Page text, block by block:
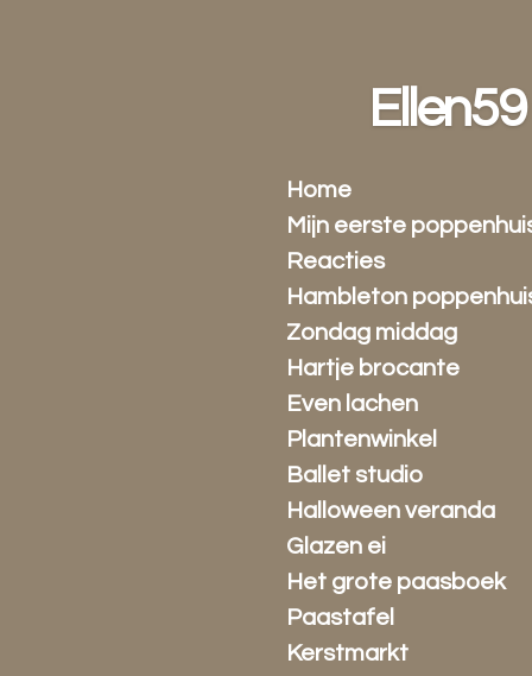
Ellen59
Home
Mijn eerste
Reacties
Hambleton
Zondag middag
Hartje brocante
Even lachen
Plantenwinkel
Ballet studio
Halloween veranda
Glazen ei
Het grote paasboek
Paastafel
Kerstmarkt